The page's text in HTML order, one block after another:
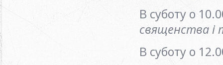
В суботу о
священстваi
В суботу о